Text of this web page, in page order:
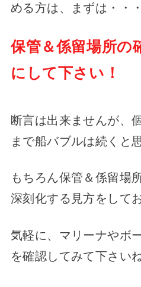
める方は、まずは・・・
保管＆係留場所の
にして下さい！
断言は出来ませんが、
まで船バブルは続くと
もちろん保管＆係留場
深刻化する見方をして
気軽に、マリーナやボ
を確認してみて下さい